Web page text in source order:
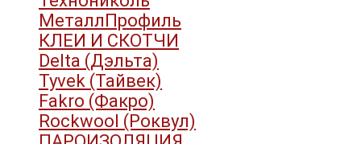
МеталлПрофиль
КЛЕИ И СКОТЧИ
Delta (Дэльта)
Tyvek (Тайвек)
Fakro (Факро)
Rockwool (Роквул)